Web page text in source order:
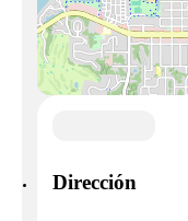
Dirección